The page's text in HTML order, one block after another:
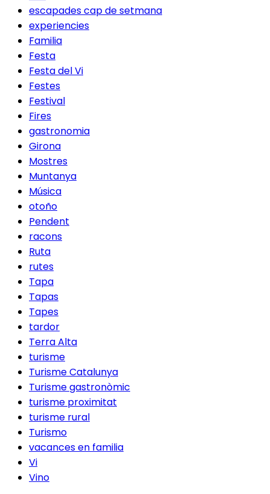
escapades cap de setmana
experiencies
Familia
Festa
Festa del Vi
Festes
Festival
Fires
gastronomia
Girona
Mostres
Muntanya
Música
otoño
Pendent
racons
Ruta
rutes
Tapa
Tapas
Tapes
tardor
Terra Alta
turisme
Turisme Catalunya
Turisme gastronòmic
turisme proximitat
turisme rural
Turismo
vacances en familia
Vi
Vino